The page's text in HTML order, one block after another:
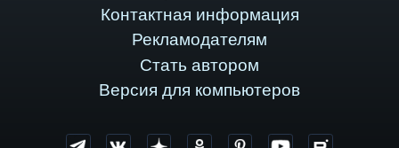
Контактная информация
Рекламодателям
Стать автором
Версия для компьютеров